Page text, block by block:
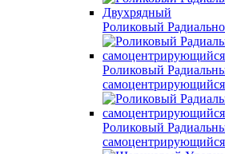
Роликовый
Роликовый
Роликовый